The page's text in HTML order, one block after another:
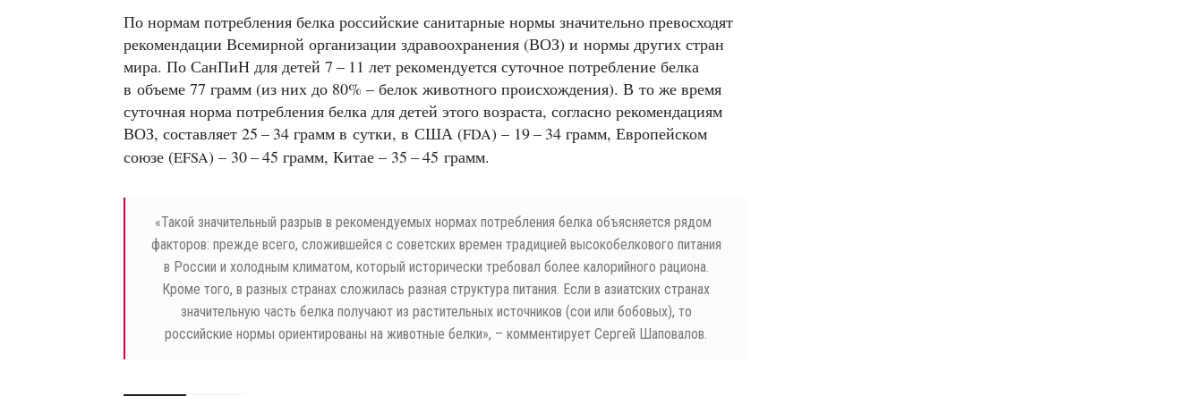
По нормам потребления белка российские санитарные нормы значительно превосходят
рекомендации Всемирной организации здравоохранения (ВОЗ) и нормы других стран
мира. По СанПиН для детей 7 – 11 лет рекомендуется суточное потребление белка
в объеме 77 грамм (из них до 80% – белок животного происхождения). В то же время
суточная норма потребления белка для детей этого возраста, согласно рекомендациям
ВОЗ, составляет 25 – 34 грамм в сутки, в США (FDA) – 19 – 34 грамм, Европейском
союзе (EFSA) – 30 – 45 грамм, Китае – 35 – 45 грамм.
«Такой значительный разрыв в рекомендуемых нормах потребления белка объясняется рядом
факторов: прежде всего, сложившейся с советских времен традицией высокобелкового питания
в России и холодным климатом, который исторически требовал более калорийного рациона.
Кроме того, в разных странах сложилась разная структура питания. Если в азиатских странах
значительную часть белка получают из растительных источников (сои или бобовых), то
российские нормы ориентированы на животные белки», – комментирует Сергей Шаповалов.